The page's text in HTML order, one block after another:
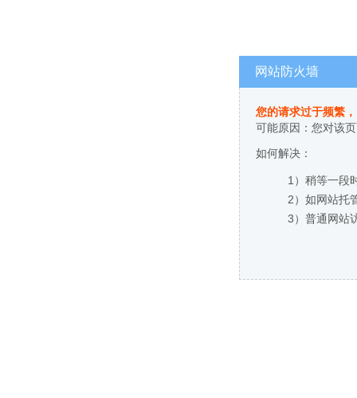
网站防火墙
您的请求过于频繁
可能原因：您对该
如何解决：
1）稍等一段
2）如网站托
3）普通网站